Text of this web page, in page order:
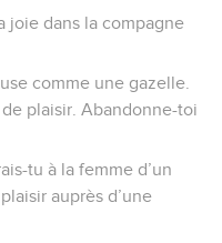
joie dans la compagne
comme une gazelle.
plaisir. Abandonne-toi
tu à la femme d’un
auprès d’une